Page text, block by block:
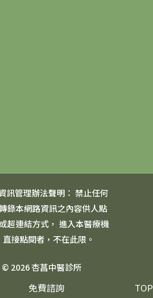
訊管理辦法聲明： 禁止任何
錄本網路資訊之內容供人點
超連結方式， 進入本醫療機
接點閱者，不在此限。
2026 杏菖中醫診所